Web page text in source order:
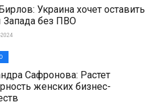
Украина хочет оставить
Запада без ПВО
2024
Сафронова: Растет
женских бизнес-